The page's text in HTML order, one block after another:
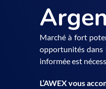
Marché à fort
opportunités dans
informée est
L’AWEX vous